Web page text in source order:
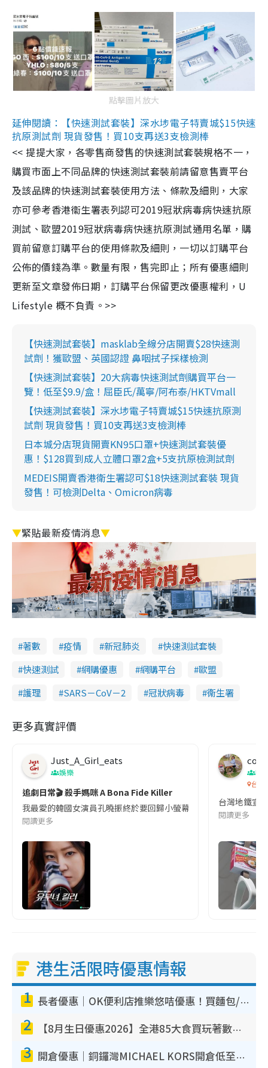
點擊圖片放大
延伸閱讀：【快速測試套裝】深水埗電子特賣城$15快速
抗原測試劑 現貨發售！買10支再送3支檢測棒
<< 提提大家，各零售商發售的快速測試套裝規格不一，
購買市面上不同品牌的快速測試套裝前請留意售賣平台
及該品牌的快速測試套裝使用方法、條款及細則，大家
亦可參考香港衞生署表列認可2019冠狀病毒病快速抗原
測試、歐盟2019冠狀病毒病快速抗原測試通用名單，購
買前留意訂購平台的使用條款及細則，一切以訂購平台
公佈的價錢為準。數量有限，售完即止；所有優惠細則
更新至文章發佈日期，訂購平台保留更改優惠權利，U
Lifestyle 概不負責。>>
【快速測試套裝】masklab全線分店開賣$28快速測
試劑！獲歐盟、英國認證 鼻咽拭子採樣檢測
【快速測試套裝】20大病毒快速測試劑購買平台一
覽！低至$9.9/盒！屈臣氏/萬寧/阿布泰/HKTVmall
【快速測試套裝】深水埗電子特賣城$15快速抗原測
試劑 現貨發售！買10支再送3支檢測棒
日本城分店現貨開賣KN95口罩+快速測試套裝優
惠！$128買到成人立體口罩2盒+5支抗原檢測試劑
MEDEIS開賣香港衛生署認可$18快速測試套裝 現貨
發售！可檢測Delta、Omicron病毒
▼緊貼最新疫情消息▼
著數 疫情 新冠肺炎
快速測試套裝
快速測試
網購優惠 網購平台
歐盟
護理
SARS－CoV－2 冠狀病毒 衞生署
更多真實評價
Just_A_Girl_eats
娛樂
追劇日常🎬 殺手媽咪 A Bona Fide Killer
我最愛的韓國女演員孔曉振終於要回歸小螢幕啦!這次的劇本改編
閱讀更多
co
吹
台灣
台灣地鐵宣
閱讀更多
港生活限時優惠情報
1 長者優惠｜OK便利店推樂悠咭優惠！買麵包/牛奶/保健品拍卡即減
2 【8月生日優惠2026】全港85大食買玩著數攻略 自助餐/火鍋放題同行免費＋誠品/DONKI送現金券
3 開倉優惠｜銅鑼灣MICHAEL KORS開倉低至17折！直擊$500起買手袋/銀包/鞋款 必買經典Jet Set系列